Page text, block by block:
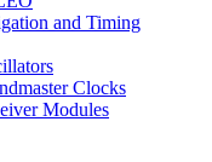
and Timing
Clocks
Modules